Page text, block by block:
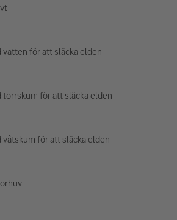
vatten för att släcka elden
torrskum för att släcka elden
våtskum för att släcka elden